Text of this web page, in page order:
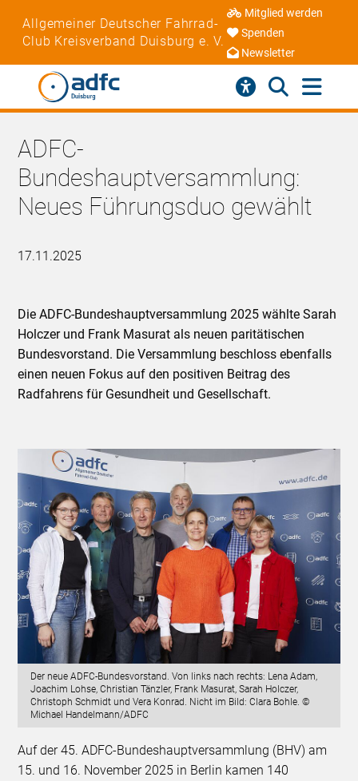
Allgemeiner Deutscher Fahrrad-
Club Kreisverband Duisburg e. V.
Mitglied werden
Spenden
Newsletter
ADFC-
Bundeshauptversammlung:
Neues Führungsduo gewählt
17.11.2025
Die ADFC-Bundeshauptversammlung 2025 wählte Sarah
Holczer und Frank Masurat als neuen paritätischen
Bundesvorstand. Die Versammlung beschloss ebenfalls
einen neuen Fokus auf den positiven Beitrag des
Radfahrens für Gesundheit und Gesellschaft.
Der neue ADFC-Bundesvorstand. Von links nach rechts: Lena Adam,
Joachim Lohse, Christian Tänzler, Frank Masurat, Sarah Holczer,
Christoph Schmidt und Vera Konrad. Nicht im Bild: Clara Bohle. ©
Michael Handelmann/ADFC
Auf der 45. ADFC-Bundeshauptversammlung (BHV) am
15. und 16. November 2025 in Berlin kamen 140